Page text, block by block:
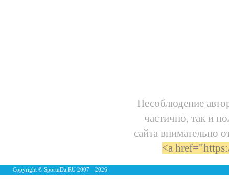
Несоблюдение
частично, так и
сайта внимательно
<a
Copyright © SportuDa.RU 2007—2026